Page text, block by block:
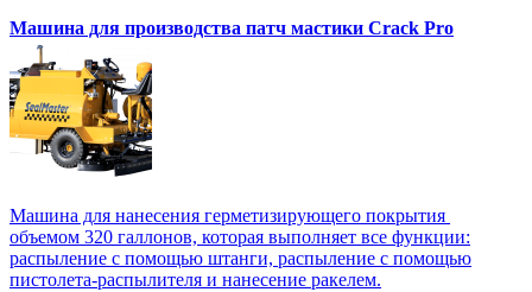
Машина для производства патч мастики Crack Pro
Машина для нанесения герметизирующего покрытия
объемом 320 галлонов, которая выполняет все функции:
распыление с помощью штанги, распыление с помощью
пистолета-распылителя и нанесение ракелем.